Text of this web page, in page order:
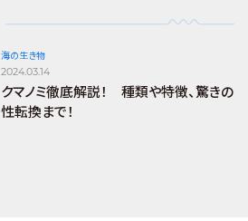
海の生き物
2024.03.14
クマノミ徹底解説！ 種類や特徴、驚きの
性転換まで！